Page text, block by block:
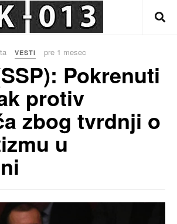
VESTI pre 1 mesec
Pokrenuti
protiv
zbog tvrdnji o
u